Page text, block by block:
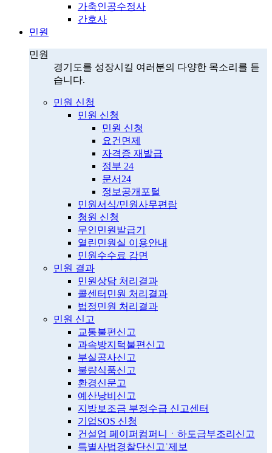
가축인공수정사
간호사
민원
민원
경기도를 성장시킬 여러분의 다양한 목소리를 듣
습니다.
민원 신청
민원 신청
민원 신청
요건면제
자격증 재발급
정부 24
문서24
정보공개포털
민원서식/민원사무편람
청원 신청
무인민원발급기
열린민원실 이용안내
민원수수료 감면
민원 결과
민원상담 처리결과
콜센터민원 처리결과
법정민원 처리결과
민원 신고
교통불편신고
과속방지턱불편신고
부실공사신고
불량식품신고
환경신문고
예산낭비신고
지방보조금 부정수급 신고센터
기업SOS 신청
건설업 페이퍼컴퍼니ㆍ하도급부조리신고
특별사법경찰단신고˙제보